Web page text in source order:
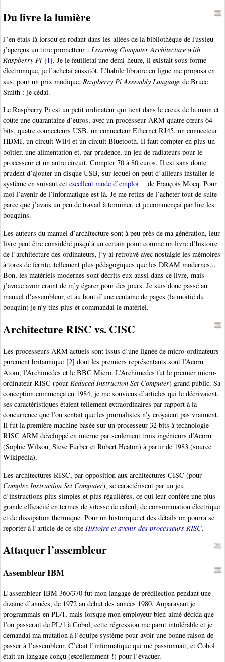
Du livre la lumière
J’en étais là lorsqu’en rodant dans les allées de la bibliothèque de Jussieu
j’aperçus un titre prometteur : Learning Computer Architecture with
Raspberry Pi [1]. Je le feuilletai une demi-heure, il existait sous forme
électronique, je l’achetai aussitôt. L’habile libraire en ligne me proposa en
sus, pour un prix modique, Raspberry Pi Assembly Language de Bruce
Smith : je cédai.
Le Raspberry Pi est un petit ordinateur qui tient dans le creux de la main et
coûte une quarantaine d’euros, avec un processeur ARM quatre cœurs 64
bits, quatre connecteurs USB, un connecteur Ethernet RJ45, un connecteur
HDMI, un circuit WiFi et un circuit Bluetooth. Il faut compter en plus un
boîtier, une alimentation et, par prudence, un jeu de radiateurs pour le
processeur et un autre circuit. Compter 70 à 80 euros. Il est sans doute
prudent d’ajouter un disque USB, sur lequel on peut d’ailleurs installer le
système en suivant cet excellent mode d’emploi
de François Mocq. Pour
moi l’avenir de l’informatique est là. Je me retins de l’acheter tout de suite
parce que j’avais un peu de travail à terminer, et je commençai par lire les
bouquins.
Les auteurs du manuel d’architecture sont à peu près de ma génération, leur
livre peut être considéré jusqu’à un certain point comme un livre d’histoire
de l’architecture des ordinateurs, j’y ai retrouvé avec nostalgie les mémoires
à tores de ferrite, tellement plus pédagogiques que les DRAM modernes...
Bon, les matériels modernes sont décrits eux aussi dans ce livre, mais
j’avoue avoir craint de m’y égarer pour des jours. Je suis donc passé au
manuel d’assembleur, et au bout d’une centaine de pages (la moitié du
bouquin) je n’y tins plus et commandai le matériel.
Architecture RISC vs. CISC
Les processeurs ARM actuels sont issus d’une lignée de micro-ordinateurs
purement britannique [2] dont les premiers représentants sont l’Acorn
Atom, l’Archimedes et le BBC Micro. L’Archimedes fut le premier micro-
ordinateur RISC (pour Reduced Instruction Set Computer) grand public. Sa
conception commença en 1984, je me souviens d’articles qui le décrivaient,
ses caractéristiques étaient tellement extraordinaires par rapport à la
concurrence que l’on sentait que les journalistes n’y croyaient pas vraiment.
Il fut la première machine basée sur un processeur 32 bits à technologie
RISC ARM développé en interne par seulement trois ingénieurs d’Acorn
(Sophie Wilson, Steve Furber et Robert Heaton) à partir de 1983 (source
Wikipédia).
Les architectures RISC, par opposition aux architectures CISC (pour
Complex Instruction Set Computer), se caractérisent par un jeu
d’instructions plus simples et plus régulières, ce qui leur confère une plus
grande efficacité en termes de vitesse de calcul, de consommation électrique
et de dissipation thermique. Pour un historique et des détails on pourra se
reporter à l’article de ce site Histoire et avenir des processeurs RISC.
Attaquer l’assembleur
Assembleur IBM
L’assembleur IBM 360/370 fut mon langage de prédilection pendant une
dizaine d’années, de 1972 au début des années 1980. Auparavant je
programmais en PL/1, mais lorsque mon employeur bien-aimé décida que
l’on passerait de PL/1 à Cobol, cette régression me parut intolérable et je
demandai ma mutation à l’équipe système pour avoir une bonne raison de
passer à l’assembleur. C’était l’informatique qui me passionnait, et Cobol
était un langage conçu (excellemment !) pour l’évacuer.